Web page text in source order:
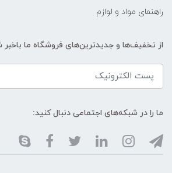
راهنمای مواد و لوازم
از تخفیف‌ها و جدیدترین‌های فروشگاه ما باخبر
ما را در شبکه‌های اجتماعی دنبال کنید: